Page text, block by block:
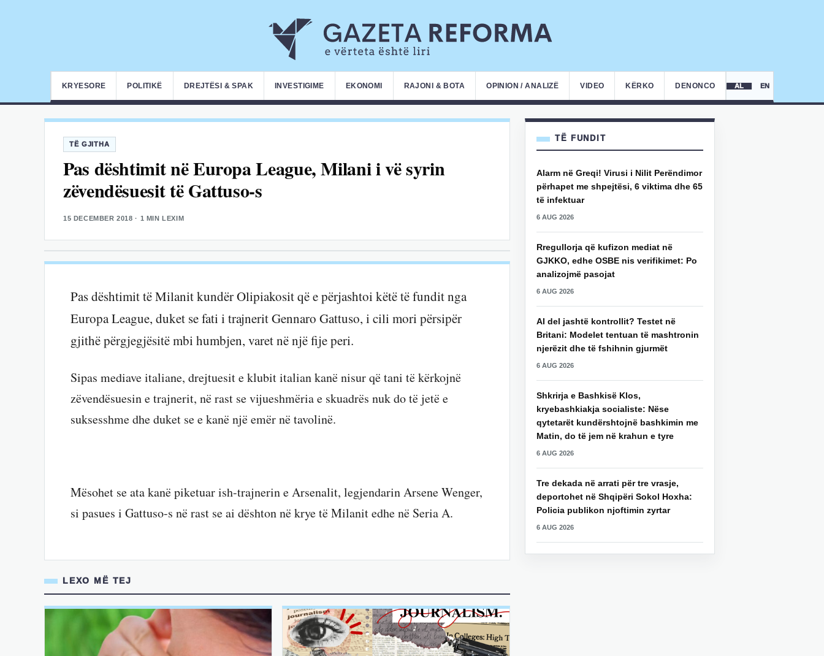
KRYESORE POLITIKË DREJTËSI & SPAK INVESTIGIME EKONOMI RAJONI & BOTA OPINION / ANALIZË VIDEO KËRKO DENONCO AL EN
TË GJITHA
Pas dështimit në Europa League, Milani i vë syrin
zëvendësuesit të Gattuso-s
15 DECEMBER 2018 · 1 MIN LEXIM
Pas dështimit të Milanit kundër Olipiakosit që e përjashtoi këtë të fundit nga
Europa League, duket se fati i trajnerit Gennaro Gattuso, i cili mori përsipër
gjithë përgjegjësitë mbi humbjen, varet në një fije peri.
Sipas mediave italiane, drejtuesit e klubit italian kanë nisur që tani të kërkojnë
zëvendësuesin e trajnerit, në rast se vijueshmëria e skuadrës nuk do të jetë e
suksesshme dhe duket se e kanë një emër në tavolinë.
Mësohet se ata kanë piketuar ish-trajnerin e Arsenalit, legjendarin Arsene Wenger,
si pasues i Gattuso-s në rast se ai dështon në krye të Milanit edhe në Seria A.
LEXO MË TEJ
TË FUNDIT
Alarm në Greqi! Virusi i Nilit Perëndimor
përhapet me shpejtësi, 6 viktima dhe 65
të infektuar
6 AUG 2026
Rregullorja që kufizon mediat në
GJKKO, edhe OSBE nis verifikimet: Po
analizojmë pasojat
6 AUG 2026
AI del jashtë kontrollit? Testet në
Britani: Modelet tentuan të mashtronin
njerëzit dhe të fshihnin gjurmët
6 AUG 2026
Shkrirja e Bashkisë Klos,
kryebashkiakja socialiste: Nëse
qytetarët kundërshtojnë bashkimin me
Matin, do të jem në krahun e tyre
6 AUG 2026
Tre dekada në arrati për tre vrasje,
deportohet në Shqipëri Sokol Hoxha:
Policia publikon njoftimin zyrtar
6 AUG 2026